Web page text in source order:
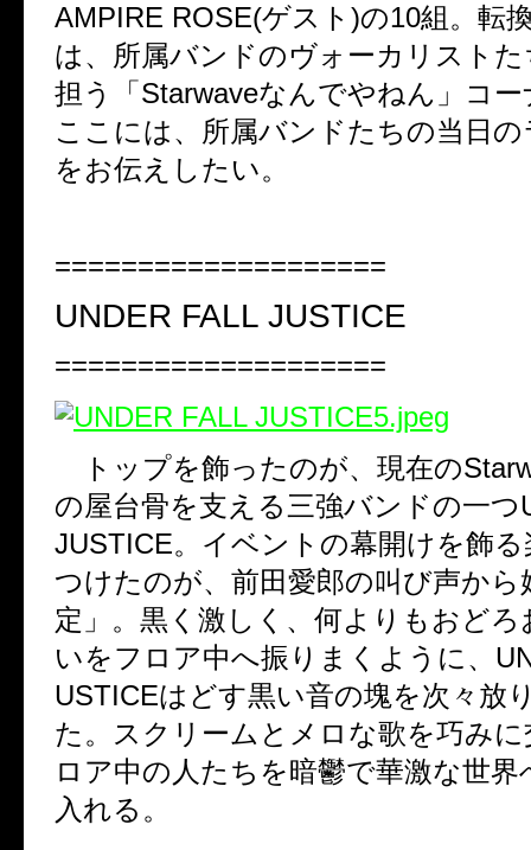
AMPIRE ROSE(ゲスト )の10組。転
は、所属バンドのヴォーカリスト
担う「 Starwaveなんでやねん」コー
ここには、所属バンドたちの当日
をお伝えしたい。
====================
UNDER FALL JUSTICE
====================
トップを飾ったのが、現在の
の屋台骨を支える三強バンドの一つ
JUSTICE。イベントの幕開けを飾
つけたのが、前田愛郎の叫び声から
定」。黒く激しく、何よりもおど
いをフロア中へ振りまくように、
USTICEはどす黒い音の塊を次々放
た。スクリームとメロな歌を巧み
ロア中の人たちを暗鬱で華激な世界
入れる。